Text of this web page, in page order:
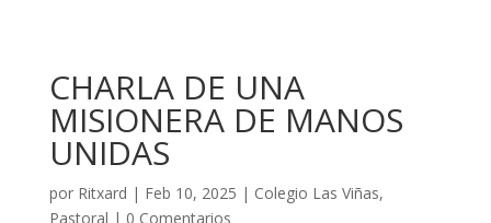
CHARLA DE UNA
MISIONERA DE MANOS
UNIDAS
por Ritxard | Feb 10, 2025 | Colegio Las Viñas,
Pastoral | 0 Comentarios